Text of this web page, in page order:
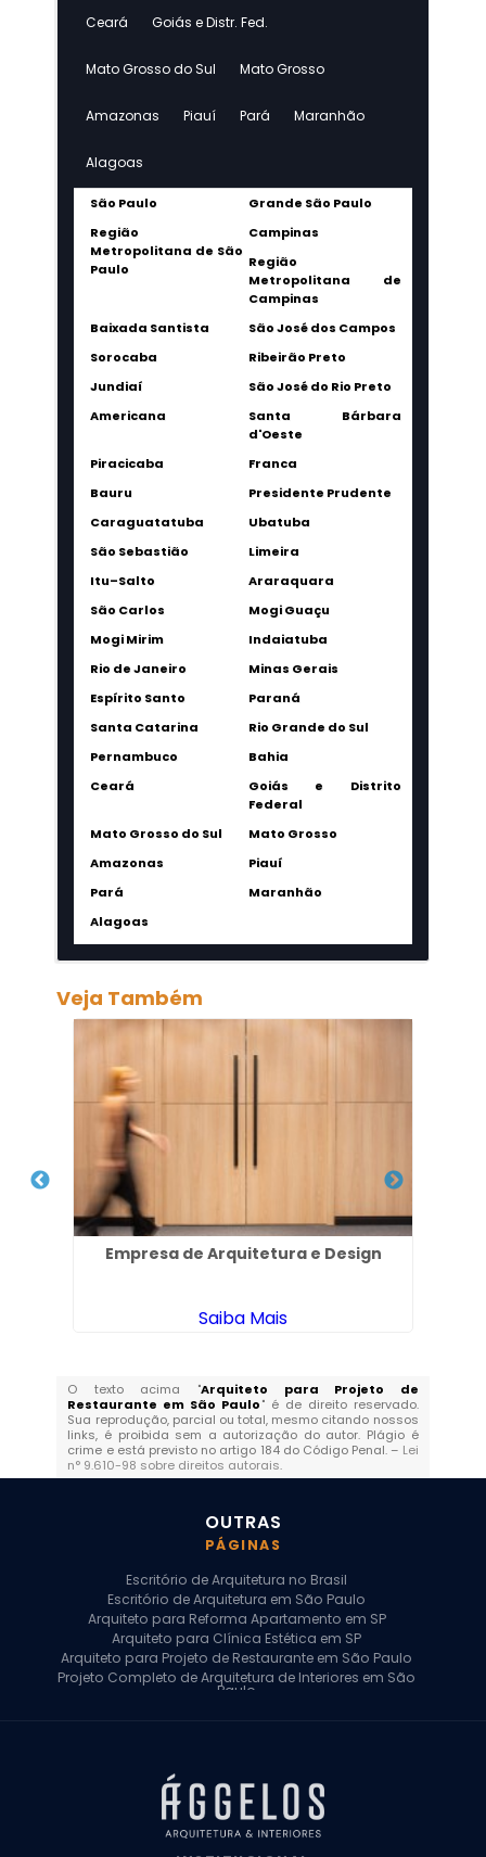
Ceará Goiás e Distr. Fed.
Mato Grosso do Sul Mato Grosso
Amazonas Piauí Pará Maranhão
Alagoas
São Paulo
Grande São Paulo
Região
Metropolitana de São
Paulo
Campinas
Região
Metropolitana de
Campinas
Baixada Santista
São José dos Campos
Sorocaba
Ribeirão Preto
Jundiaí
São José do Rio Preto
Americana
Santa Bárbara
d'Oeste
Piracicaba
Franca
Bauru
Presidente Prudente
Caraguatatuba
Ubatuba
São Sebastião
Limeira
Itu–Salto
Araraquara
São Carlos
Mogi Guaçu
Mogi Mirim
Indaiatuba
Rio de Janeiro
Minas Gerais
Espírito Santo
Paraná
Santa Catarina
Rio Grande do Sul
Pernambuco
Bahia
Ceará
Goiás e Distrito
Federal
Mato Grosso do Sul
Mato Grosso
Amazonas
Piauí
Pará
Maranhão
Alagoas
Veja Também
Empresa de Arquitetura e Design
Saiba Mais
O texto acima "Arquiteto para Projeto de
Restaurante em São Paulo" é de direito reservado.
Sua reprodução, parcial ou total, mesmo citando nossos
links, é proibida sem a autorização do autor. Plágio é
crime e está previsto no artigo 184 do Código Penal. – Lei
n° 9.610-98 sobre direitos autorais.
OUTRAS
PÁGINAS
Escritório de Arquitetura no Brasil
Escritório de Arquitetura em São Paulo
Arquiteto para Reforma Apartamento em SP
Arquiteto para Clínica Estética em SP
Arquiteto para Projeto de Restaurante em São Paulo
Projeto Completo de Arquitetura de Interiores em São
Paulo
Arquiteto Comercial
Arquiteto para Reforma de Apartamento
Arquiteto para Reforma Residencial